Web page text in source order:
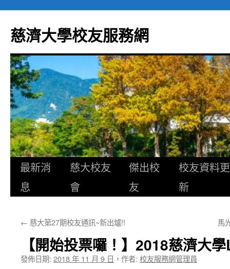
主
要
容
慈濟大學校友服務網
最新消
息
慈大校友
會
傑出校
友
校友資料更
新
← 慈大第27期校友通訊~新出爐!! 馬
【開始投票囉！】2018慈濟大
發佈日期: 2018 年 11 月 9 日 ， 作者: 校友服務網管理員